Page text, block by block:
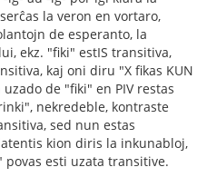
la veron en vortaro,
de esperanto, la
ekz. "fiki" estIS transitiva,
kaj oni diru "X fikas KUN
de "fiki" en PIV restas
nekredeble, kontraste
sed nun estas
kion diris la inkunabloj,
povas esti uzata transitive.